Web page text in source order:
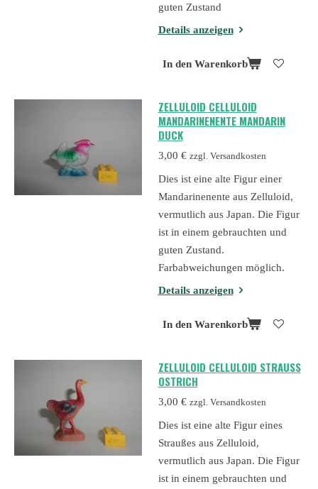
guten Zustand
Details anzeigen
In den Warenkorb
ZELLULOID CELLULOID
MANDARINENENTE MANDARIN
DUCK
3,00 € zzgl. Versandkosten
Dies ist eine alte Figur einer
Mandarinenente aus Zelluloid,
vermutlich aus Japan. Die Figur
ist in einem gebrauchten und
guten Zustand.
Farbabweichungen möglich.
Details anzeigen
In den Warenkorb
ZELLULOID CELLULOID STRAUSS
OSTRICH
3,00 € zzgl. Versandkosten
Dies ist eine alte Figur eines
Straußes aus Zelluloid,
vermutlich aus Japan. Die Figur
ist in einem gebrauchten und